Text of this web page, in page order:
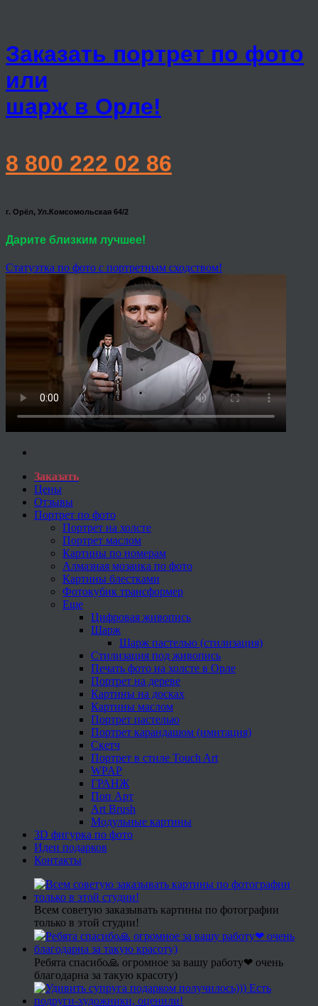
Заказать портрет по фото
или
шарж в Орле!
8 800 222 02 86
г. Орёл, Ул.Комсомольская 64/2
Дарите близким лучшее!
Статуэтка по фото с портретным сходством!
Заказать
Цены
Отзывы
Портрет по фото
Портрет на холсте
Портрет маслом
Картины по номерам
Алмазная мозаика по фото
Картины блестками
Фотокубик трансформер
Еще
Цифровая живопись
Шарж
Шарж пастелью (стилизация)
Стилизация под живопись
Печать фото на холсте в Орле
Портрет на дереве
Картины на досках
Картины маслом
Портрет пастелью
Портрет карандашом (имитация)
Скетч
Портрет в стиле Touch Art
WPAP
ГРАНЖ
Поп Арт
Art Brush
Модульные картины
3D фигурка по фото
Идеи подарков
Контакты
Всем советую заказывать картины по фотографии
только в этой студии!
Ребята спасибо🙏 огромное за вашу работу❤ очень
благодарна за такую красоту)